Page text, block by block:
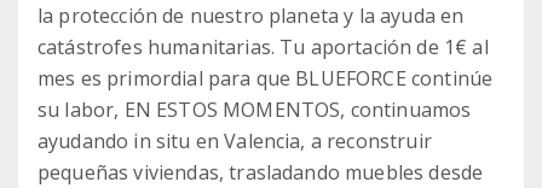
la protección de nuestro planeta y la ayuda en
catástrofes humanitarias. Tu aportación de 1€ al
mes es primordial para que BLUEFORCE continúe
su labor, EN ESTOS MOMENTOS, continuamos
ayudando in situ en Valencia, a reconstruir
pequeñas viviendas, trasladando muebles desde